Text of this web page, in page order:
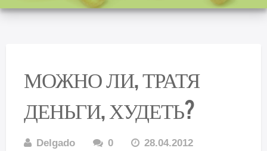
МОЖНО ЛИ, ТРАТЯ
ДЕНЬГИ, ХУДЕТЬ?
Delgado 0
28.04.2012